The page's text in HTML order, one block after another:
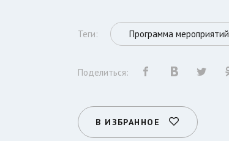
Теги: Программа мероприятий
Поделиться:
В ИЗБРАННОЕ